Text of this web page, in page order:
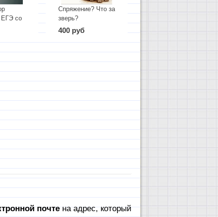
ЕГЭ со
Спряжение? Что за
зверь?
400 руб
почтена адрес, который